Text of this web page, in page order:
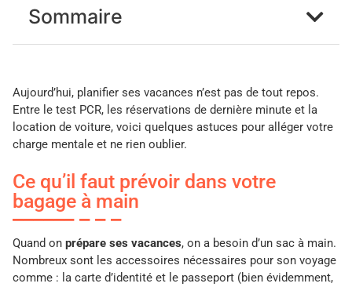
Sommaire
Aujourd’hui, planifier ses vacances n’est pas de tout repos.
Entre le test PCR, les réservations de dernière minute et la
location de voiture, voici quelques astuces pour alléger votre
charge mentale et ne rien oublier.
Ce qu’il faut prévoir dans votre
bagage à main
Quand on prépare ses vacances, on a besoin d’un sac à main.
Nombreux sont les accessoires nécessaires pour son voyage
comme : la carte d’identité et le passeport (bien évidemment,